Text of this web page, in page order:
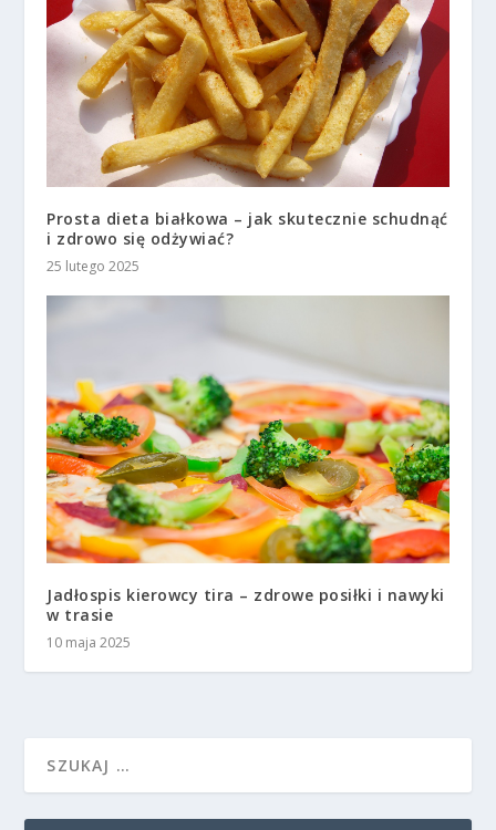
Prosta dieta białkowa – jak skutecznie schudnąć
i zdrowo się odżywiać?
25 lutego 2025
Jadłospis kierowcy tira – zdrowe posiłki i nawyki
w trasie
10 maja 2025